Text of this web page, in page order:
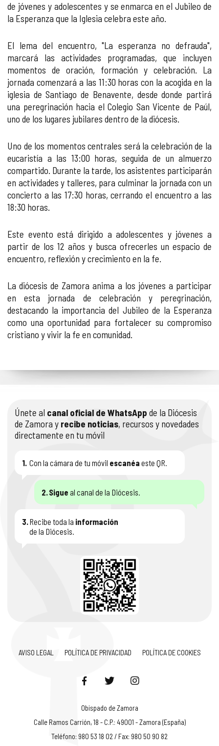
de jóvenes y adolescentes y se enmarca en el Jubileo de
la Esperanza que la Iglesia celebra este año.
El lema del encuentro, "La esperanza no defrauda",
marcará las actividades programadas, que incluyen
momentos de oración, formación y celebración. La
jornada comenzará a las 11:30 horas con la acogida en la
iglesia de Santiago de Benavente, desde donde partirá
una peregrinación hacia el Colegio San Vicente de Paúl,
uno de los lugares jubilares dentro de la diócesis.
Uno de los momentos centrales será la celebración de la
eucaristía a las 13:00 horas, seguida de un almuerzo
compartido. Durante la tarde, los asistentes participarán
en actividades y talleres, para culminar la jornada con un
concierto a las 17:30 horas, cerrando el encuentro a las
18:30 horas.
Este evento está dirigido a adolescentes y jóvenes a
partir de los 12 años y busca ofrecerles un espacio de
encuentro, reflexión y crecimiento en la fe.
La diócesis de Zamora anima a los jóvenes a participar
en esta jornada de celebración y peregrinación,
destacando la importancia del Jubileo de la Esperanza
como una oportunidad para fortalecer su compromiso
cristiano y vivir la fe en comunidad.
Únete al canal oficial de WhatsApp de la Diócesis
de Zamora y recibe noticias, recursos y novedades
directamente en tu móvil
1. Con la cámara de tu móvil escanéa este QR.
2.Sigue al canal de la Diócesis.
3.Recibe toda la información
de la Diócesis.
AVISO LEGAL POLÍTICA DE PRIVACIDAD POLÍTICA DE COOKIES
Obispado de Zamora
Calle Ramos Carrión, 18 - C.P.: 49001 - Zamora (España)
Teléfono: 980 53 18 02 / Fax: 980 50 90 82